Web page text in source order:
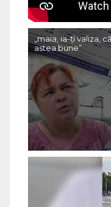
„maia, ia-ți valiza,
astea bune”